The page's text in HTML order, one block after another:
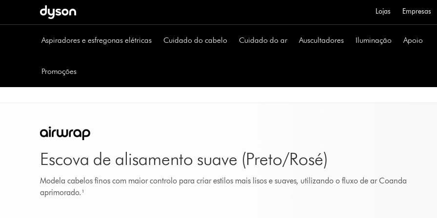
Lojas Empresas
Aspiradores e esfregonas elétricas Cuidado do cabelo Cuidado do ar Auscultadores Iluminação Apoio
Promoções
Escova de alisamento suave (Preto/Rosé)
Modela cabelos finos com maior controlo para criar estilos mais lisos e suaves, utilizando o fluxo de ar Coanda
aprimorado.¹